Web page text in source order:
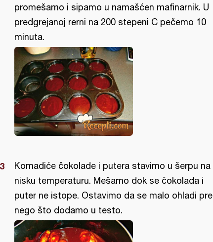
promešamo i sipamo u namašćen mafinarnik. U
predgrejanoj rerni na 200 stepeni C pečemo 10
minuta.
Komadiće čokolade i putera stavimo u šerpu na
nisku temperaturu. Mešamo dok se čokolada i
puter ne istope. Ostavimo da se malo ohladi pre
nego što dodamo u testo.